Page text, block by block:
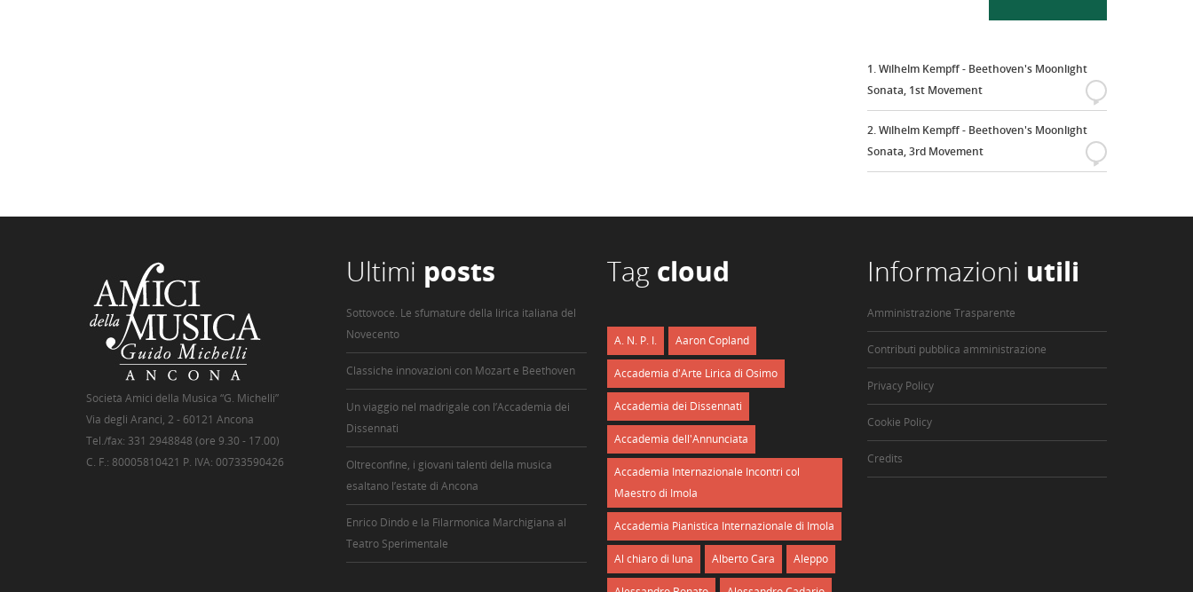
1. Wilhelm Kempff - Beethoven's Moonlight
Sonata, 1st Movement
{
2. Wilhelm Kempff - Beethoven's Moonlight
Sonata, 3rd Movement
{
Società Amici della Musica “G. Michelli”
Via degli Aranci, 2 - 60121 Ancona
Tel./fax: 331 2948848 (ore 9.30 - 17.00)
C. F.: 80005810421 P. IVA: 00733590426
Ultimi posts
Sottovoce. Le sfumature della lirica italiana del
Novecento
Classiche innovazioni con Mozart e Beethoven
Un viaggio nel madrigale con l’Accademia dei
Dissennati
Oltreconfine, i giovani talenti della musica
esaltano l’estate di Ancona
Enrico Dindo e la Filarmonica Marchigiana al
Teatro Sperimentale
Tag cloud
A. N. P. I. Aaron Copland
Accademia d'Arte Lirica di Osimo
Accademia dei Dissennati
Accademia dell'Annunciata
Accademia Internazionale Incontri col
Maestro di Imola
Accademia Pianistica Internazionale di Imola
Al chiaro di luna Alberto Cara Aleppo
Informazioni utili
Amministrazione Trasparente
Contributi pubblica amministrazione
Privacy Policy
Cookie Policy
Credits